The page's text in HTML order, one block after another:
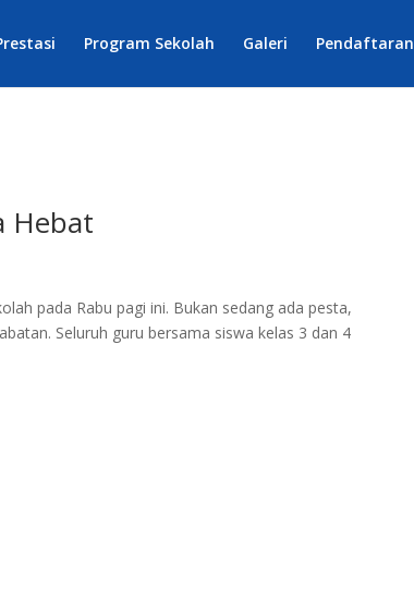
Program Sekolah Galeri Pendaftaran
Hebat
pada Rabu pagi ini. Bukan sedang ada pesta,
Seluruh guru bersama siswa kelas 3 dan 4